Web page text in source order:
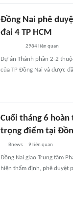
Đồng Nai phê
đai 4 TP HCM
2984liên quan
Dự án Thành phần 2-2
của TP Đồng Nai và được
Cuối tháng 6
trọng điểm tại
Bnews 9 liên quan
Đồng Nai giao Trung tâm
hiện thẩm định, phê